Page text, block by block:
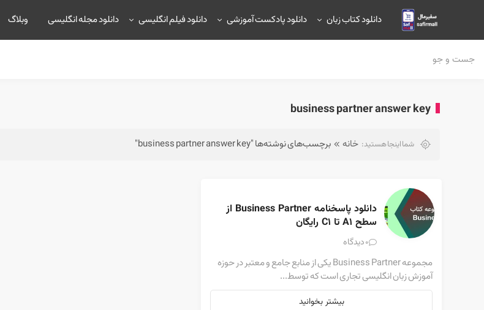
دانلود کتاب زبان دانلود پادکست آموزشی دانلود فیلم انگلیسی دانلود مجله انگلیسی وبلاگ
business partner answer key
شما اینجا هستید: خانه برچسب‌های نوشته‌ها "business partner answer key"
دانلود پاسخنامه Business Partner از
سطح A1 تا C1 رایگان
0 دیدگاه
مجموعه Business Partner یکی از منابع جامع و معتبر در حوزه
آموزش زبان انگلیسی تجاری است که توسط...
بیشتر بخوانید